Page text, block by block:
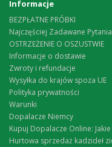
Informacje
BEZPŁATNE PRÓBKI
Najczęściej Zadawane Pytania
OSTRZEŻENIE O OSZUSTWIE
Informacje o dostawie
Zwroty i refundacje
Wysyłka do krajów spoza UE
Polityka prywatności
Warunki
Dopalacze Niemcy
Kupuj Dopalacze Online:
Hurtowa sprzedaż kadzideł